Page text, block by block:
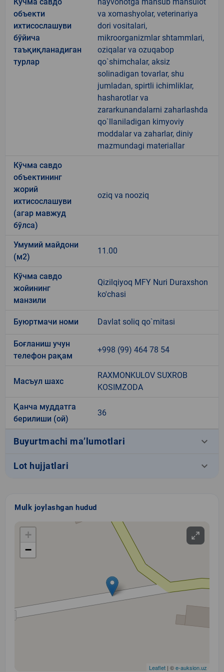
объекти
ихтисослашуви
бўйича
таъқиқланадиган
турлар
va xomashyolar, veterinariya
dori vositalari,
mikroorganizmlar shtammlari,
oziqalar va ozuqabop
qo`shimchalar, aksiz
solinadigan tovarlar, shu
jumladan, spirtli ichimliklar,
hasharotlar va
zararkunandalarni zaharlashda
qo`llaniladigan kimyoviy
moddalar va zaharlar, diniy
mazmundagi materiallar
Кўчма савдо
объектининг
жорий
ихтисослашуви
(агар мавжуд
бўлса)
oziq va nooziq
Умумий майдони
(м2)
11.00
Кўчма савдо
жойининг
манзили
Qizilqiyoq MFY Nuri Duraxshon
ko'chasi
Буюртмачи номи Davlat soliq qo`mitasi
Боғланиш учун
телефон рақам
+998 (99) 464 78 54
Масъул шахс
RAXMONKULOV SUXROB
KOSIMZODA
Қанча муддатга
берилиши (ой)
36
Buyurtmachi ma’lumotlari keyboard_arrow_down
Lot hujjatlari keyboard_arrow_down
Mulk joylashgan hudud
+
−
Leaflet | ©e-auksion.uz